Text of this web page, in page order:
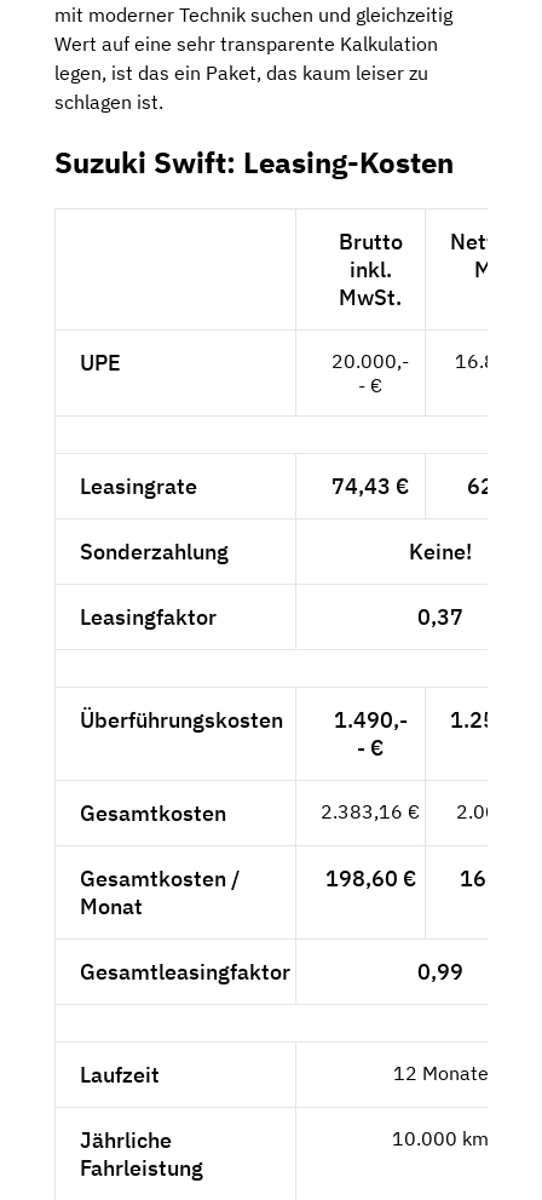
mit moderner Technik suchen und gleichzeitig
Wert auf eine sehr transparente Kalkulation
legen, ist das ein Paket, das kaum leiser zu
schlagen ist.
Suzuki Swift: Leasing-Kosten
Brutto
inkl.
MwSt.
Netto
MwSt.
UPE
20.000,-
- €
Leasingrate 74,43 € 62,55
Sonderzahlung Keine!
Leasingfaktor 0,37
Überführungskosten
1.490,-
- €
Gesamtkosten 2.383,16 € 2.002,66
Gesamtkosten /
Monat
198,60 € 166,89
Gesamtleasingfaktor 0,99
Laufzeit 12 Monate
Jährliche
Fahrleistung
10.000 km